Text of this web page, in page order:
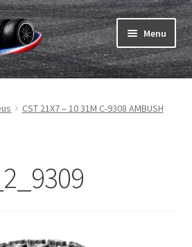
Menu
Ouvrir
menu
Ouvrir
CST 21X7 – 10 31M C-9308 AMBUSH